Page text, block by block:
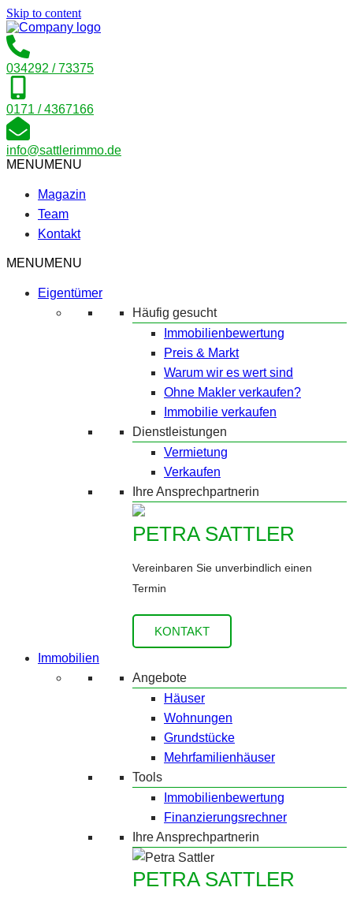
Skip to content
034292 / 73375
0171 / 4367166
info@sattlerimmo.de
MENUMENU
Magazin
Team
Kontakt
MENUMENU
Eigentümer
Häufig gesucht
Immobilienbewertung
Preis & Markt
Warum wir es wert sind
Ohne Makler verkaufen?
Immobilie verkaufen
Dienstleistungen
Vermietung
Verkaufen
Ihre Ansprechpartnerin
PETRA SATTLER
Vereinbaren Sie unverbindlich einen
Termin
KONTAKT
Immobilien
Angebote
Häuser
Wohnungen
Grundstücke
Mehrfamilienhäuser
Tools
Immobilienbewertung
Finanzierungsrechner
Ihre Ansprechpartnerin
PETRA SATTLER